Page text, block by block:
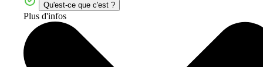
Qu'est-ce que c'est ?
Plus d'infos